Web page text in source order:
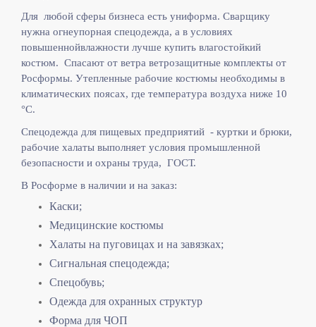
Для любой сферы бизнеса есть униформа. Сварщику
нужна огнеупорная спецодежда, а в условиях
повышеннойвлажности лучше купить влагостойкий
костюм. Спасают от ветра ветрозащитные комплекты от
Росформы. Утепленные рабочие костюмы необходимы в
климатических поясах, где температура воздуха ниже 10
°C.
Спецодежда для пищевых предприятий - куртки и брюки,
рабочие халаты выполняет условия промышленной
безопасности и охраны труда, ГОСТ.
В Росформе в наличии и на заказ:
Каски;
Медицинские костюмы
Халаты на пуговицах и на завязках;
Сигнальная спецодежда;
Спецобувь;
Одежда для охранных структур
Форма для ЧОП